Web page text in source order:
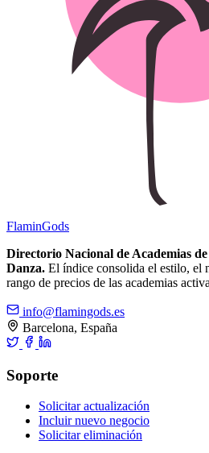
FlaminGods
Directorio Nacional de Academias
Danza. El índice consolida el estilo, el
rango de precios de las academias
info@flamingods.es
Barcelona, España
Soporte
Solicitar actualización
Incluir nuevo negocio
Solicitar eliminación